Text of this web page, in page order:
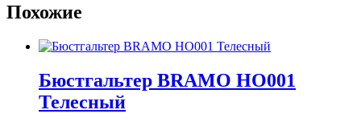
Похожие
Бюстгальтер BRAMO HO001
Телесный